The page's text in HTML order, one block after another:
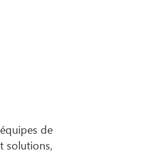
de
solutions,